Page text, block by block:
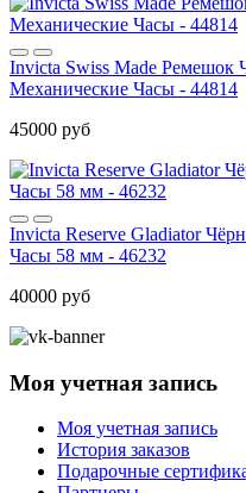
Invicta Swiss Made Ремешок
Механические Часы - 44814
45000 руб
Invicta Reserve Gladiator
Часы 58 мм - 46232
40000 руб
Моя учетная запись
Моя учетная запись
История заказов
Подарочные